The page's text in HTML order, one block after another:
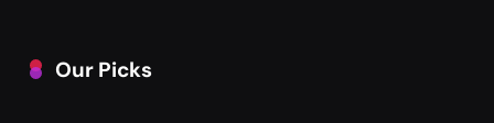
Our Picks